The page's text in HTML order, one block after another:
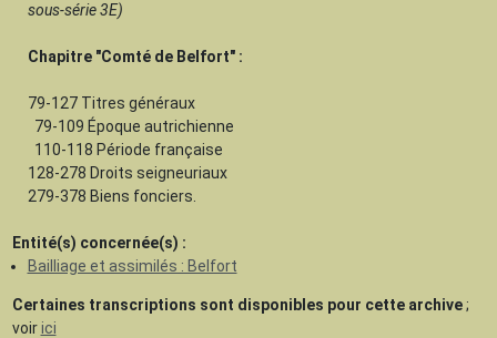
sous-série 3E)
Chapitre "Comté de Belfort" :
79-127 Titres généraux
79-109 Époque autrichienne
110-118 Période française
128-278 Droits seigneuriaux
279-378 Biens fonciers.
Entité(s) concernée(s) :
Bailliage et assimilés : Belfort
Certaines transcriptions sont disponibles pour cette archive;
voirici